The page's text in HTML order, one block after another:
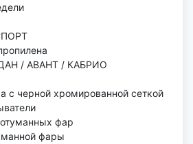
/ АВАНТ / КАБРИО
с черной хромированной сеткой
фар
фары